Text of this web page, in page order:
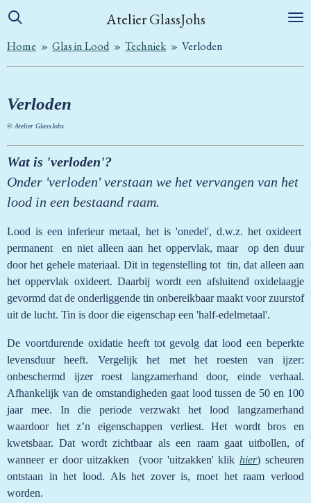
Ga
naar
de
Atelier GlassJohs
Home » Glas in Lood » Techniek » Verloden
Verloden
© Atelier GlassJohs
Wat is 'verloden'?
Onder 'verloden' verstaan we het vervangen van het
lood in een bestaand raam.
Lood is een inferieur metaal, het is 'onedel', d.w.z. het oxideert
permanent en niet alleen aan het oppervlak, maar op den duur
door het gehele materiaal. Dit in tegenstelling tot tin, dat alleen aan
het oppervlak oxideert. Daarbij wordt een afsluitend oxidelaagje
gevormd dat de onderliggende tin onbereikbaar maakt voor zuurstof
uit de lucht. Tin is door die eigenschap een 'half-edelmetaal'.
De voortdurende oxidatie heeft tot gevolg dat lood een beperkte
levensduur heeft. Vergelijk het met het roesten van ijzer:
onbeschermd ijzer roest langzamerhand door, einde verhaal.
Afhankelijk van de omstandigheden gaat lood tussen de 50 en 100
jaar mee. In die periode verzwakt het lood langzamerhand
waardoor het z’n eigenschappen verliest. Het wordt bros en
kwetsbaar. Dat wordt zichtbaar als een raam gaat uitbollen, of
wanneer er door uitzakken (voor 'uitzakken' klikhier) scheuren
ontstaan in het lood. Als het zover is, moet het raam verlood
worden.